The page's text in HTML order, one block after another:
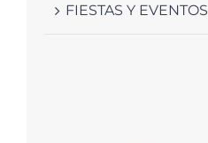
FIESTAS Y EVENTOS